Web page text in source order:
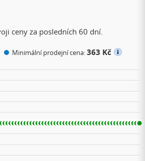
ceny za posledních 60 dní.
Minimální prodejní cena:363 Kč